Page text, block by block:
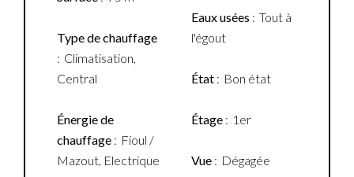
Type de chauffage
Climatisation,
Central
Énergie de
chauffage
Fioul /
Mazout, Electrique
Eaux usées
Tout à
l'égout
État Bon état
Étage 1er
Vue Dégagée